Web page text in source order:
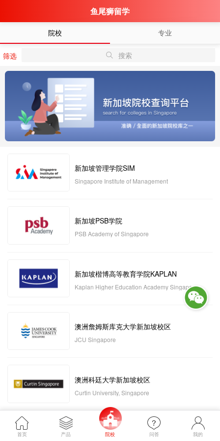
鱼尾狮留学
院校 专业
筛选 搜索
新加坡管理学院SIM
Singapore Institute of Management
新加坡PSB学院
PSB Academy of Singapore
新加坡楷博高等教育学院KAPLAN
Kaplan Higher Education Academy Singapore
澳洲詹姆斯库克大学新加坡校区
JCU Singapore
澳洲科廷大学新加坡校区
Curtin University, Singapore
新加坡管理发展学院MDIS
首页 产品 院校 问答 我的